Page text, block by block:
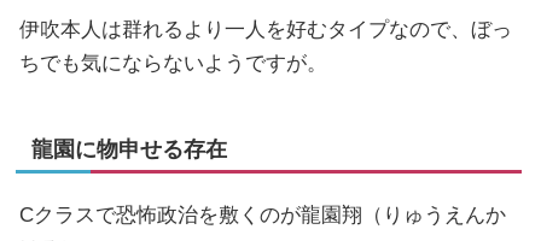
伊吹本人は群れるより一人を好むタイプなので、ぼっ
ちでも気にならないようですが。
龍園に物申せる存在
Cクラスで恐怖政治を敷くのが龍園翔（りゅうえんか